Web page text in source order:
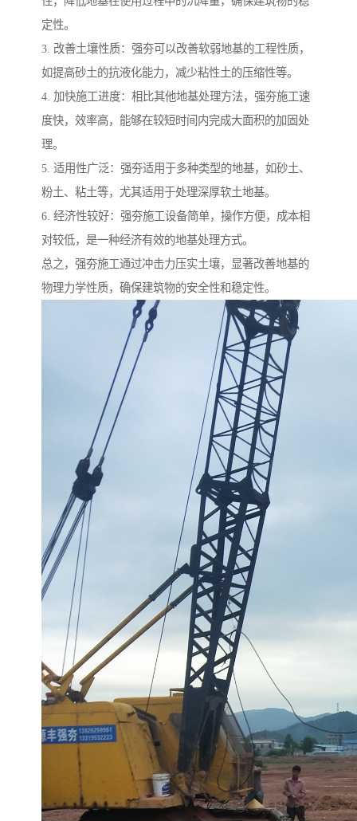
定性。
3. 改善土壤性质：强夯可以改善软弱地基的工程性质，
如提高砂土的抗液化能力，减少粘性土的压缩性等。
4. 加快施工进度：相比其他地基处理方法，强夯施工速
度快，效率高，能够在较短时间内完成大面积的加固处
理。
5. 适用性广泛：强夯适用于多种类型的地基，如砂土、
粉土、粘土等，尤其适用于处理深厚软土地基。
6. 经济性较好：强夯施工设备简单，操作方便，成本相
对较低，是一种经济有效的地基处理方式。
总之，强夯施工通过冲击力压实土壤，显著改善地基的
物理力学性质，确保建筑物的安全性和稳定性。